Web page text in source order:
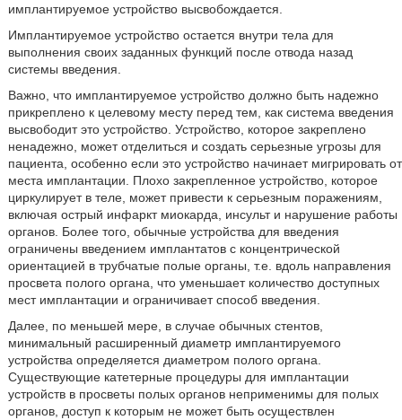
имплантируемое устройство высвобождается.
Имплантируемое устройство остается внутри тела для
выполнения своих заданных функций после отвода назад
системы введения.
Важно, что имплантируемое устройство должно быть надежно
прикреплено к целевому месту перед тем, как система введения
высвободит это устройство. Устройство, которое закреплено
ненадежно, может отделиться и создать серьезные угрозы для
пациента, особенно если это устройство начинает мигрировать от
места имплантации. Плохо закрепленное устройство, которое
циркулирует в теле, может привести к серьезным поражениям,
включая острый инфаркт миокарда, инсульт и нарушение работы
органов. Более того, обычные устройства для введения
ограничены введением имплантатов с концентрической
ориентацией в трубчатые полые органы, т.е. вдоль направления
просвета полого органа, что уменьшает количество доступных
мест имплантации и ограничивает способ введения.
Далее, по меньшей мере, в случае обычных стентов,
минимальный расширенный диаметр имплантируемого
устройства определяется диаметром полого органа.
Существующие катетерные процедуры для имплантации
устройств в просветы полых органов неприменимы для полых
органов, доступ к которым не может быть осуществлен